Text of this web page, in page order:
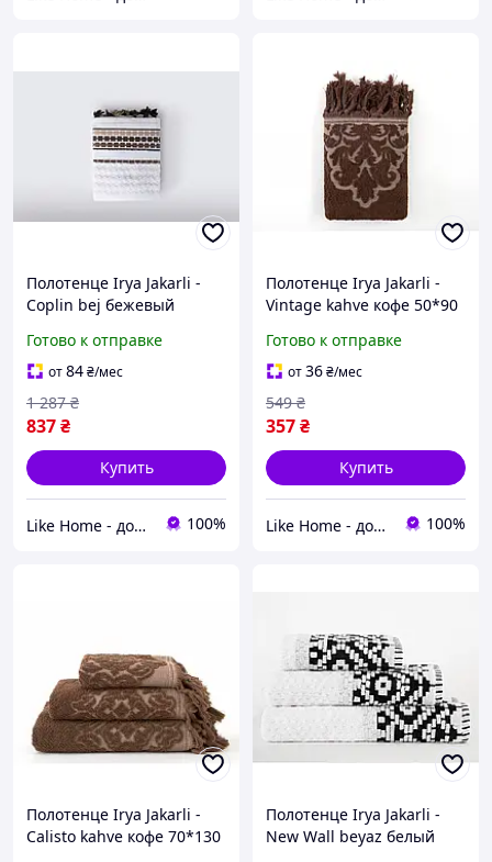
Полотенце Irya Jakarli -
Coplin bej бежевый
Готово к отправке
от84₴/мес
837₴
1 287 ₴
Купить
Like Home - домашний уют для всей семьи. Будьте как дома 🤗 100%
Полотенце Irya Jakarli -
Vintage kahve кофе 50*90
Готово к отправке
от36₴/мес
357₴
549 ₴
Купить
Like Home - домашний уют для всей семьи. Будьте как дома 🤗 100%
Полотенце Irya Jakarli -
Calisto kahve кофе 70*130
Полотенце Irya Jakarli -
New Wall beyaz белый